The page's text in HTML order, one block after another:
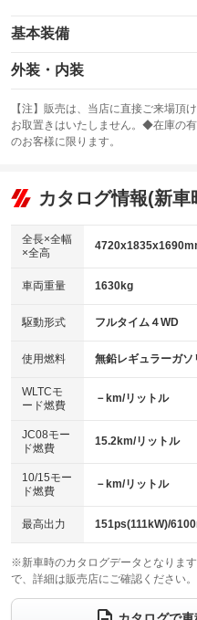
基本装備
エアバッグ：運転席/助手席/サイ
：装備あり
：装備なし
サンルーフ
：装備なし
リフトアップ
：装備なし
：装備なし
パワーウィンドウ
アイドリングストップ
：装備あり
USB入力端子
：装備あり
100V電源
：装備なし
センターデフロック
：装備なし
電動格納ミラー
：装備あり
外装・内装
カーナビ：SDナビ
：装備あり
TV：フルセグ
：装備あり
ビジュアル：-／DVD再生
：装備あり
：装備あり
革シート
キーレス
HID(キセノンライト)
：装備なし
バックカメラ
：装備あり
エアロ
：装備あり
：装備なし
パワーシート
ベンチシート
：装備なし
チップアップシート
：装備なし
：装備なし
ウォークスルー
：装備なし
電動リアゲート
【注】販売は、当店に直接ご来場
お取置きはいたしません。◆在庫の
のお客様に限ります。
カタログ情報(新車
全長×全幅
×全高
車両重量 1630kg
駆動形式 フルタイム４WD
使用燃料 無鉛レギュラーガソ
WLTCモ
ード燃費
－km/リットル
JC08モー
ド燃費
15.2km/リットル
10/15モー
ド燃費
－km/リットル
最高出力 151ps(111kW)/
※新車時のカタログデータとなりま
で、詳細は販売店にご確認ください。